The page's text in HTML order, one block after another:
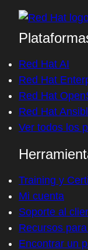
Red Hat AI
Red Hat
Red Hat
Red Hat
Ver todos los
Training y
Mi cuenta
Soporte al
Recursos
Encontrar un